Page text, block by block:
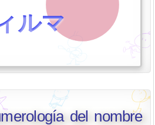
ルマ
del nombre